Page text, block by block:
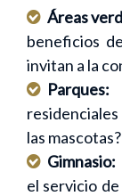
Áreas
beneficios
invitan a la
Parques:
las mascotas?
Gimnasio:
el servicio